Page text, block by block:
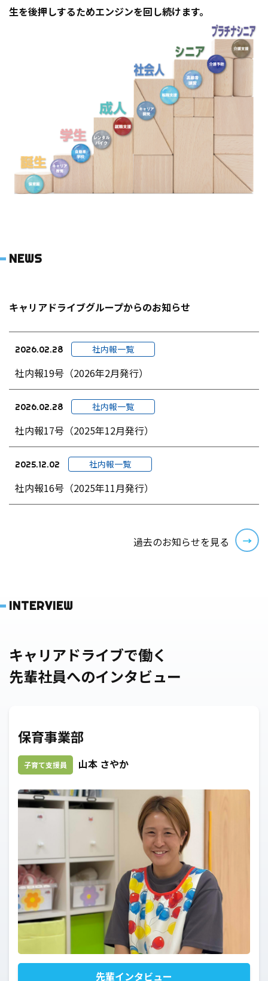
生を後押しするためエンジンを回し続けます。
NEWS
キャリアドライブグループからのお知らせ
2026.02.28 社内報一覧
社内報19号（2026年2月発行）
2026.02.28 社内報一覧
社内報17号（2025年12月発行）
2025.12.02 社内報一覧
社内報16号（2025年11月発行）
過去のお知らせを見る
INTERVIEW
キャリアドライブで働く
先輩社員へのインタビュー
保育事業部
子育て支援員 山本 さやか
先輩インタビュー